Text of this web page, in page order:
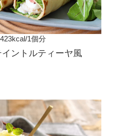
423kcal/1個分
ントルティーヤ風